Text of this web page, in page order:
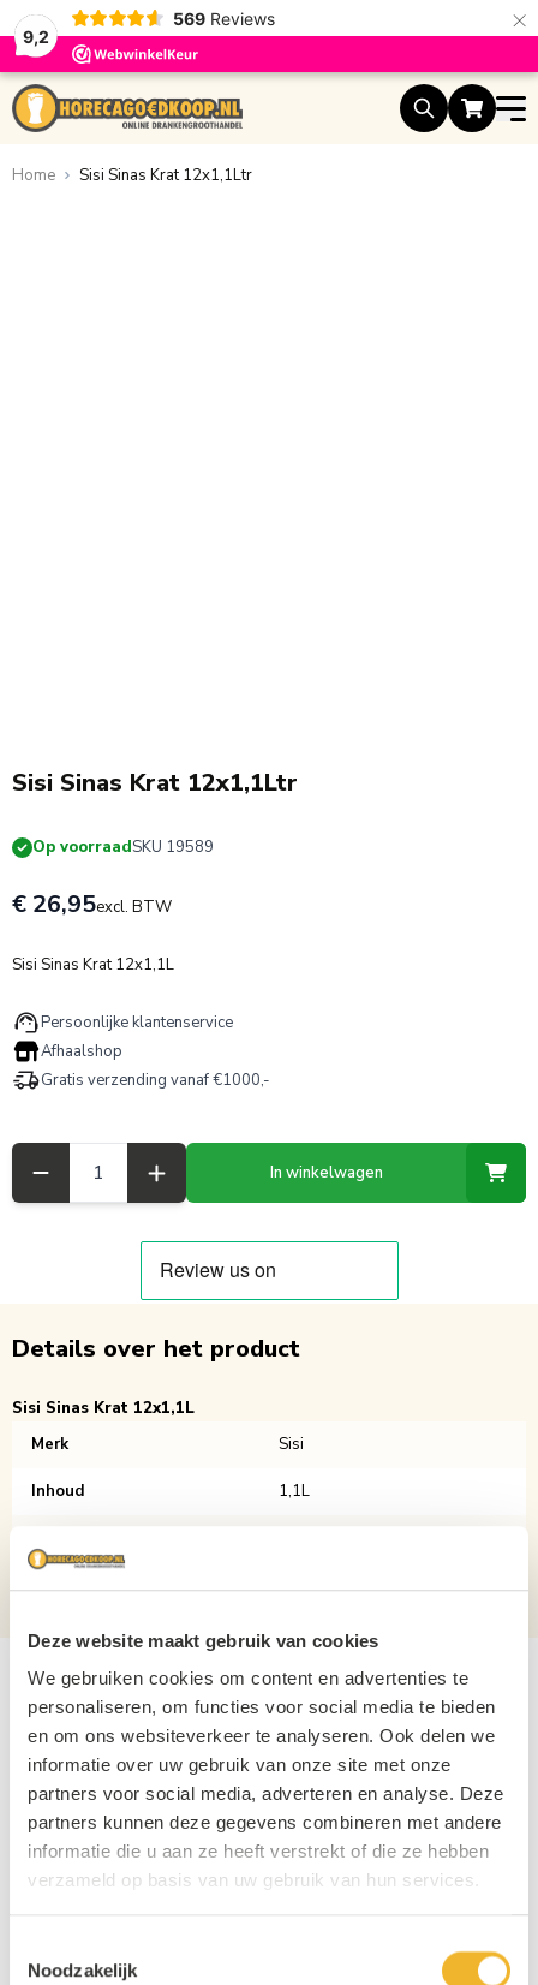
9,2
569 Reviews ×
Deze website maakt gebruik van cookies
We gebruiken cookies om content en advertenties te
personaliseren, om functies voor social media te bieden
en om ons websiteverkeer te analyseren. Ook delen we
informatie over uw gebruik van onze site met onze
partners voor social media, adverteren en analyse. Deze
partners kunnen deze gegevens combineren met andere
informatie die u aan ze heeft verstrekt of die ze hebben
verzameld op basis van uw gebruik van hun services.
Noodzakelijk
Ga naar de inhoud
Home Sisi Sinas Krat 12x1,1Ltr
Sisi Sinas Krat 12x1,1Ltr
Op voorraadSKU 19589
€ 26,95excl. BTW
Sisi Sinas Krat 12x1,1L
Persoonlijke klantenservice
Afhaalshop
Gratis verzending vanaf €1000,-
In winkelwagen
Details over het product
Sisi Sinas Krat 12x1,1L
Merk
Sisi
Inhoud 1,1L
Aantal per verpakking 12